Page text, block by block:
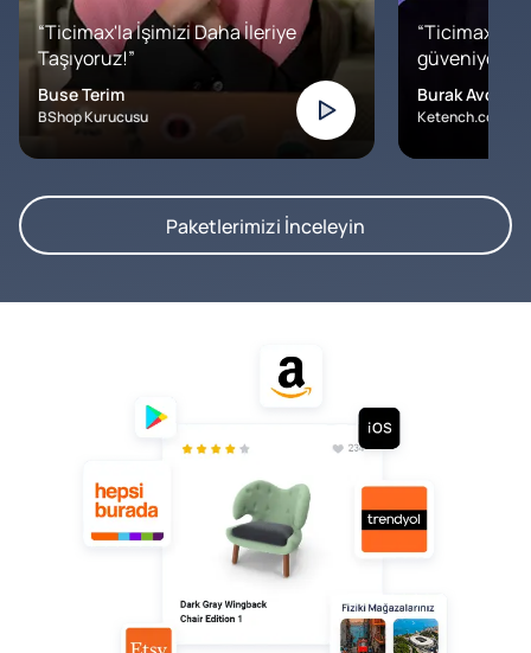
“Ticimax'la İşimizi Daha İleriye
Taşıyoruz!”
Buse Terim
BShop Kurucusu
“Ticimax'a
Burak Avcılar
Ketench.com –
Paketlerimizi İnceleyin